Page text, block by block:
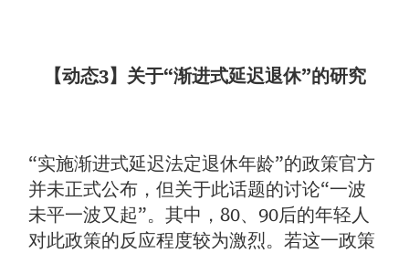
【动态3】关于“渐进式延迟退休”的研究
“实施渐进式延迟法定退休年龄”的政策官方
并未正式公布，但关于此话题的讨论“一波
未平一波又起”。其中，80、90后的年轻人
对此政策的反应程度较为激烈。若这一政策